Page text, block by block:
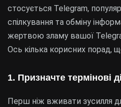
стосується Telegram,
спілкування та обміну
жертвою зламу вашої
Ось кілька корисних порад,
1. Призначте термінові
Перш ніж вживати зусилля